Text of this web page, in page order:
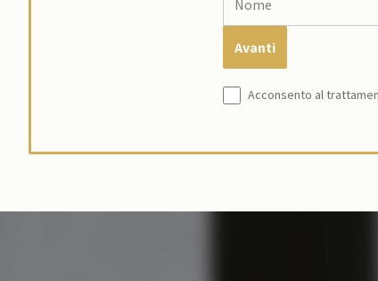
Acconsento al